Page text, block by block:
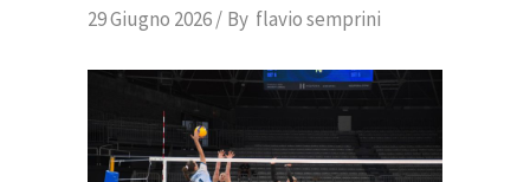
29 Giugno 2026 By flavio semprini